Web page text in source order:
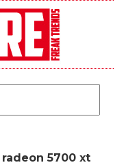
radeon 5700 xt